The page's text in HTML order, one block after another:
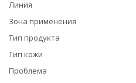
Линия
Зона применения
Тип продукта
Тип кожи
Проблема